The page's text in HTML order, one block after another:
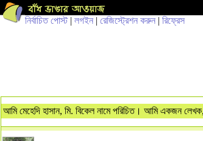
নির্বাচিত পোস্ট| লগইন | রেজিস্ট্রেশন করুন | রিফ্রেস
আমি মেহেদি হাসান, মি. বিকেল নামে পরিচিত। আমি একজন